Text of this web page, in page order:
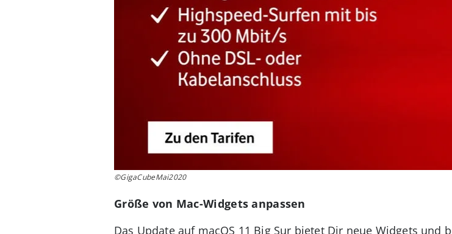
©GigaCubeMai2020
Größe von Mac-Widgets anpassen
Das Update auf macOS 11 Big Sur bietet Dir neue Widgets